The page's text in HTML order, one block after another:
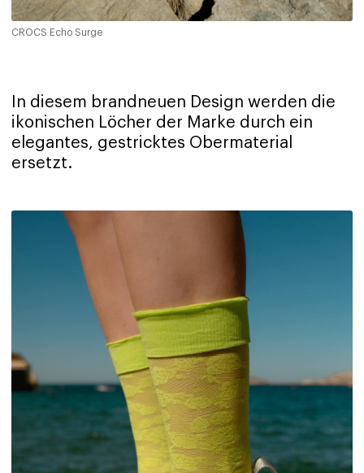
CROCS Echo Surge
In diesem brandneuen Design werden die
ikonischen Löcher der Marke durch ein
elegantes, gestricktes Obermaterial
ersetzt.